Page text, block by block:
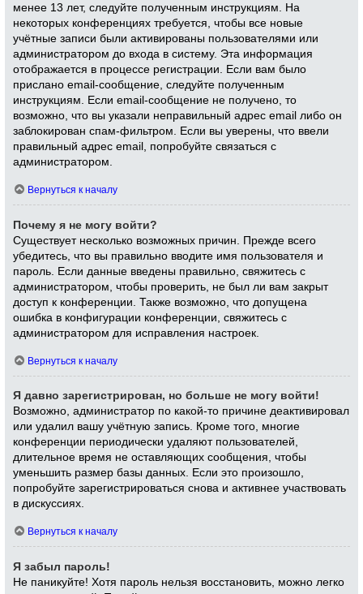
менее 13 лет, следуйте полученным инструкциям. На
некоторых конференциях требуется, чтобы все новые
учётные записи были активированы пользователями или
администратором до входа в систему. Эта информация
отображается в процессе регистрации. Если вам было
прислано email-сообщение, следуйте полученным
инструкциям. Если email-сообщение не получено, то
возможно, что вы указали неправильный адрес email либо он
заблокирован спам-фильтром. Если вы уверены, что ввели
правильный адрес email, попробуйте связаться с
администратором.
Вернуться к началу
Почему я не могу войти?
Существует несколько возможных причин. Прежде всего
убедитесь, что вы правильно вводите имя пользователя и
пароль. Если данные введены правильно, свяжитесь с
администратором, чтобы проверить, не был ли вам закрыт
доступ к конференции. Также возможно, что допущена
ошибка в конфигурации конференции, свяжитесь с
администратором для исправления настроек.
Вернуться к началу
Я давно зарегистрирован, но больше не могу войти!
Возможно, администратор по какой-то причине деактивировал
или удалил вашу учётную запись. Кроме того, многие
конференции периодически удаляют пользователей,
длительное время не оставляющих сообщения, чтобы
уменьшить размер базы данных. Если это произошло,
попробуйте зарегистрироваться снова и активнее участвовать
в дискуссиях.
Вернуться к началу
Я забыл пароль!
Не паникуйте! Хотя пароль нельзя восстановить, можно легко